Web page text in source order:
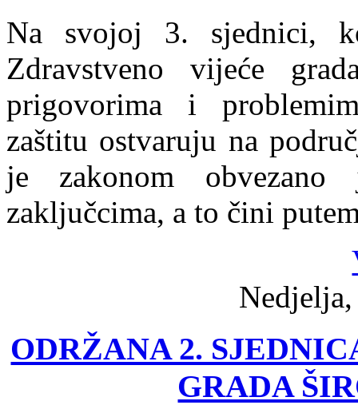
Na svojoj 3. sjednici,
Zdravstveno vijeće
prigovorima i
zaštitu ostvaruju na
je zakonom
zaključcima, a to čini
ODRŽANA 2.
GRADA